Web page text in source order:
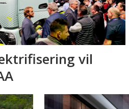
vil